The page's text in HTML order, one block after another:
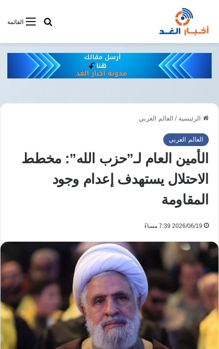
القائمةأبحت فى
الرئيسية / العالم العربي
العالم العربي
الأمين العام لـ”حزب الله”: مخطط
الاحتلال يستهدف إعدام وجود
المقاومة
2026/06/19 7:39 مساءً